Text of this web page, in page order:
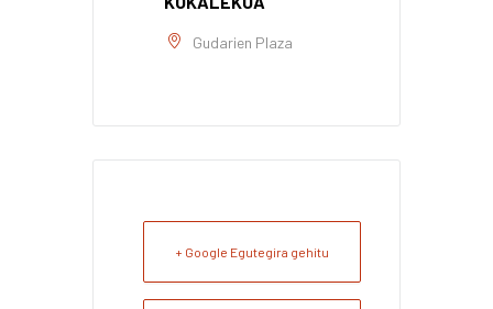
Gudarien Plaza
+ Google Egutegira gehitu